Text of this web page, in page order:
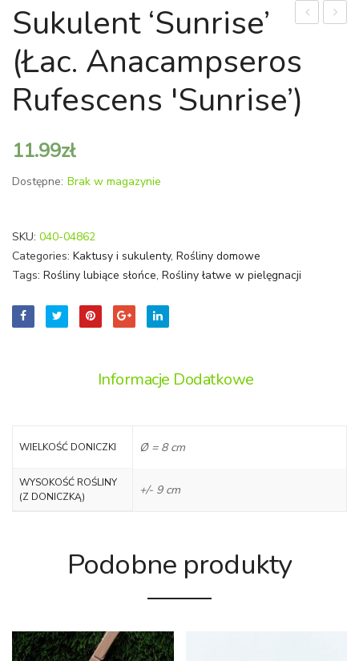
'Trebie’
Scindapsus
Sukulent ‘Sunrise’
(łac. Anacampseros
Rufescens 'Sunrise’)
11.99zł
Dostępne: Brak w magazynie
SKU: 040-04862
Categories: Kaktusy i sukulenty, Rośliny domowe
Tags: Rośliny lubiące słońce, Rośliny łatwe w pielęgnacji
Informacje Dodatkowe
WIELKOŚĆ DONICZKI Ø = 8 cm
WYSOKOŚĆ ROŚLINY
(Z DONICZKĄ)
+/- 9 cm
Podobne produkty